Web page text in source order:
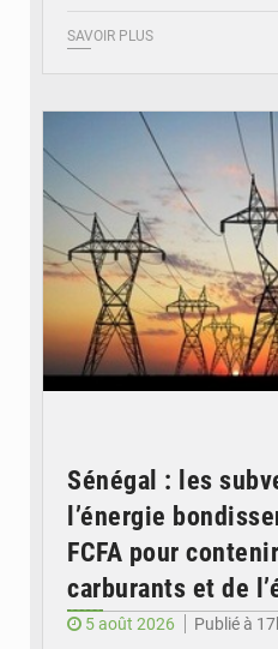
SAVOIR PLUS
Sénégal : les
l’énergie
FCFA pour
carburants et de
5 août 2026
Publié à